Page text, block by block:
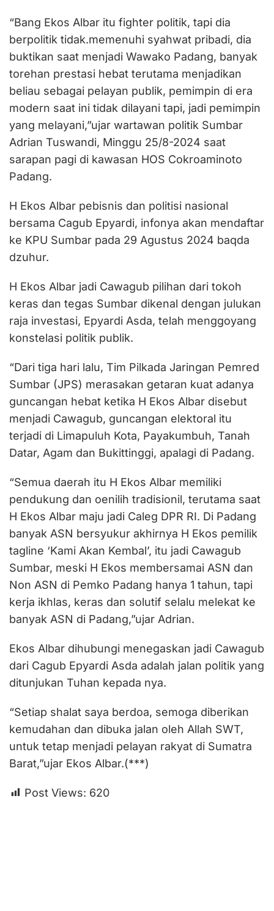
“Bang Ekos Albar itu fighter politik, tapi dia
berpolitik tidak.memenuhi syahwat pribadi, dia
buktikan saat menjadi Wawako Padang, banyak
torehan prestasi hebat terutama menjadikan
beliau sebagai pelayan publik, pemimpin di era
modern saat ini tidak dilayani tapi, jadi pemimpin
yang melayani,”ujar wartawan politik Sumbar
Adrian Tuswandi, Minggu 25/8-2024 saat
sarapan pagi di kawasan HOS Cokroaminoto
Padang.
H Ekos Albar pebisnis dan politisi nasional
bersama Cagub Epyardi, infonya akan mendaftar
ke KPU Sumbar pada 29 Agustus 2024 baqda
dzuhur.
H Ekos Albar jadi Cawagub pilihan dari tokoh
keras dan tegas Sumbar dikenal dengan julukan
raja investasi, Epyardi Asda, telah menggoyang
konstelasi politik publik.
“Dari tiga hari lalu, Tim Pilkada Jaringan Pemred
Sumbar (JPS) merasakan getaran kuat adanya
guncangan hebat ketika H Ekos Albar disebut
menjadi Cawagub, guncangan elektoral itu
terjadi di Limapuluh Kota, Payakumbuh, Tanah
Datar, Agam dan Bukittinggi, apalagi di Padang.
“Semua daerah itu H Ekos Albar memiliki
pendukung dan oenilih tradisionil, terutama saat
H Ekos Albar maju jadi Caleg DPR RI. Di Padang
banyak ASN bersyukur akhirnya H Ekos pemilik
tagline ‘Kami Akan Kembal’, itu jadi Cawagub
Sumbar, meski H Ekos membersamai ASN dan
Non ASN di Pemko Padang hanya 1 tahun, tapi
kerja ikhlas, keras dan solutif selalu melekat ke
banyak ASN di Padang,”ujar Adrian.
Ekos Albar dihubungi menegaskan jadi Cawagub
dari Cagub Epyardi Asda adalah jalan politik yang
ditunjukan Tuhan kepada nya.
“Setiap shalat saya berdoa, semoga diberikan
kemudahan dan dibuka jalan oleh Allah SWT,
untuk tetap menjadi pelayan rakyat di Sumatra
Barat,”ujar Ekos Albar.(***)
Post Views: 620